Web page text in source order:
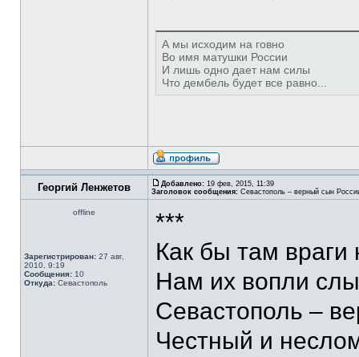
А мы исходим на говно
Во имя матушки России
И лишь одно дает нам силы
Что дембель будет все равно...
Георгий Ленжетов Добавлено: 19 фев, 2015, 11:39
Заголовок сообщения: Севастополь – верный сын
offline
Зарегистрирован: 27 авг,
2010, 9:19
Сообщения: 10
Откуда: Севастополь
***
Как бы там враги
Нам их вопли
Севастополь –
Честный и